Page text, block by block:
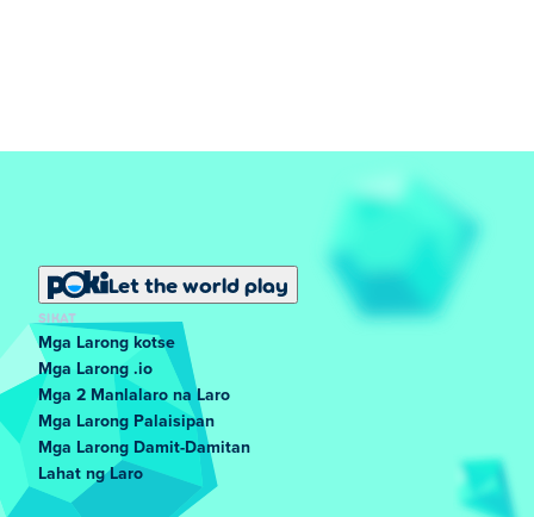
Let the world play
SIKAT
Mga Larong kotse
Mga Larong .io
Mga 2 Manlalaro na Laro
Mga Larong Palaisipan
Mga Larong Damit-Damitan
Lahat ng Laro